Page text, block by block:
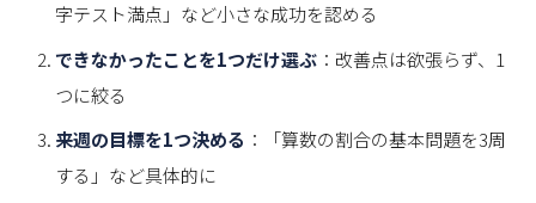
字テスト満点」など小さな成功を認める
できなかったことを1つだけ選ぶ ：改善点は欲張らず、1
つに絞る
来週の目標を1つ決める ：「算数の割合の基本問題を3周
する」など具体的に